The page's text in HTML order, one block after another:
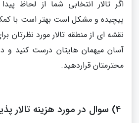
اگر تالار انتخابی شما از لحاظ
پیچیده و مشکل است بهتر است با کمک
نقشه ای از منطقه تالار مورد
آسان میهمان هایتان درست کنید و
محترمتان قراردهید.